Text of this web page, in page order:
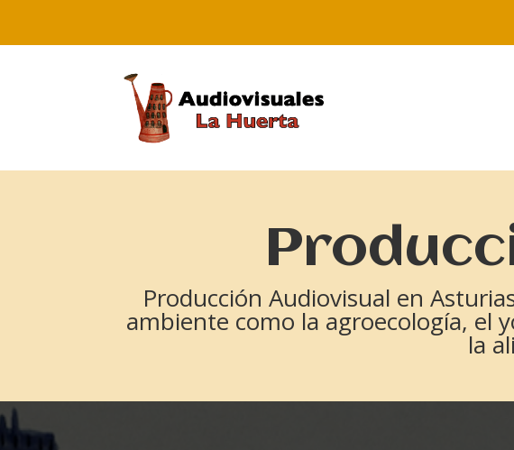
Producción Audiovisual en
ambiente como la agroecología, el
la